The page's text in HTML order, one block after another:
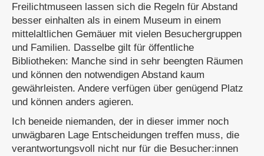
Freilichtmuseen lassen sich die Regeln für Abstand
besser einhalten als in einem Museum in einem
mittelaltlichen Gemäuer mit vielen Besuchergruppen
und Familien. Dasselbe gilt für öffentliche
Bibliotheken: Manche sind in sehr beengten Räumen
und können den notwendigen Abstand kaum
gewährleisten. Andere verfügen über genügend Platz
und können anders agieren.
Ich beneide niemanden, der in dieser immer noch
unwägbaren Lage Entscheidungen treffen muss, die
verantwortungsvoll nicht nur für die Besucher:innen